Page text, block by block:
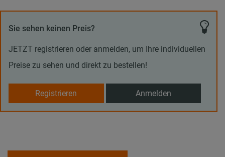
Sie sehen keinen Preis?
JETZT registrieren oder anmelden, um Ihre individuellen
Preise zu sehen und direkt zu bestellen!
Registrieren Anmelden